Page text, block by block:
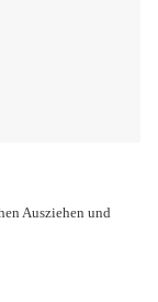
Ausziehen und